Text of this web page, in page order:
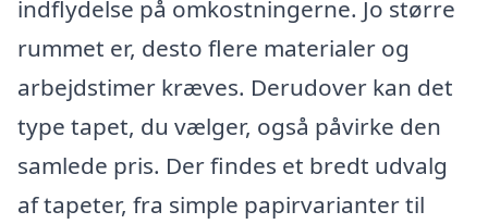
indflydelse på omkostningerne. Jo større
rummet er, desto flere materialer og
arbejdstimer kræves. Derudover kan det
type tapet, du vælger, også påvirke den
samlede pris. Der findes et bredt udvalg
af tapeter, fra simple papirvarianter til